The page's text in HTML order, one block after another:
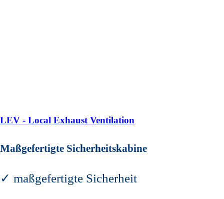
LEV - Local Exhaust Ventilation
Maßgefertigte Sicherheitskabine
✓ maßgefertigte Sicherheit